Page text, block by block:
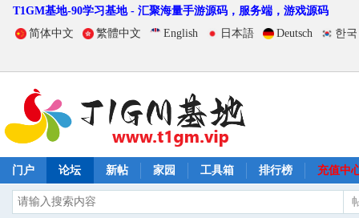
T1GM基地-90学习基地 - 汇聚海量手游源码，服务端，游戏源码
简体中文
繁體中文 English 日本語 Deutsch 한
门户 论坛 新帖 家园 工具箱 排行榜 充值中